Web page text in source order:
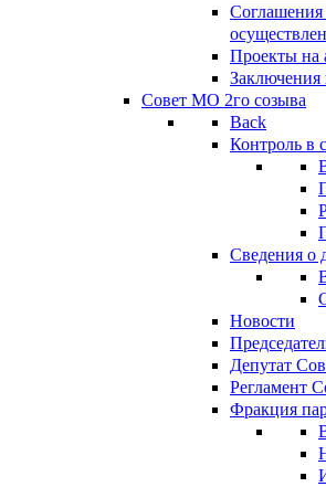
Проекты на
Заключения
Совет МО 2го созыва
Back
Контроль в
Сведения о
Новости
Депутат
Регламент
Фракция